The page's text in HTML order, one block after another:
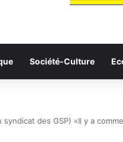
Société-Culture
syndicat des GSP) «Il y a